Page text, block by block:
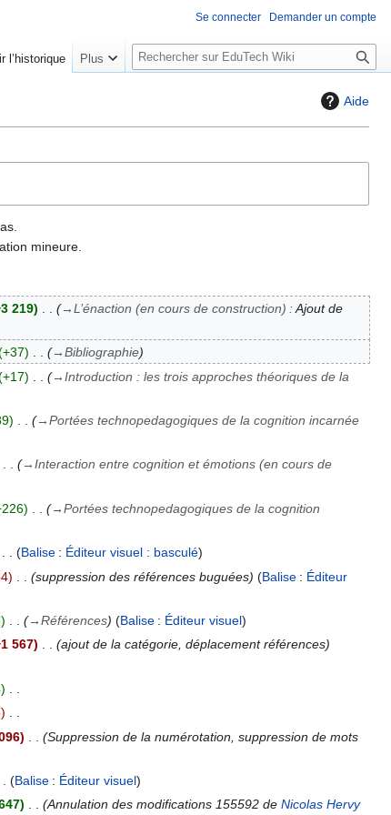
Aide
mineure.
219 →L’énaction (en cours de construction) :Ajout de
+37 →Bibliographie
+17 →Introduction : les trois approches théoriques de la
→Portées technopedagogiques de la cognition incarnée
→Interaction entre cognition et émotions (en cours de
→Portées technopedagogiques de la cognition
Balise: Éditeur visuel : basculé
suppression des références buguées Balise: Éditeur
→Références Balise: Éditeur visuel
567
ajout de la catégorie, déplacement références
Suppression de la numérotation, suppression de mots
Balise: Éditeur visuel
Annulation des modifications 155592 de Nicolas Hervy
Se connecter Demander un compte
l’historique Plus
R
e
e